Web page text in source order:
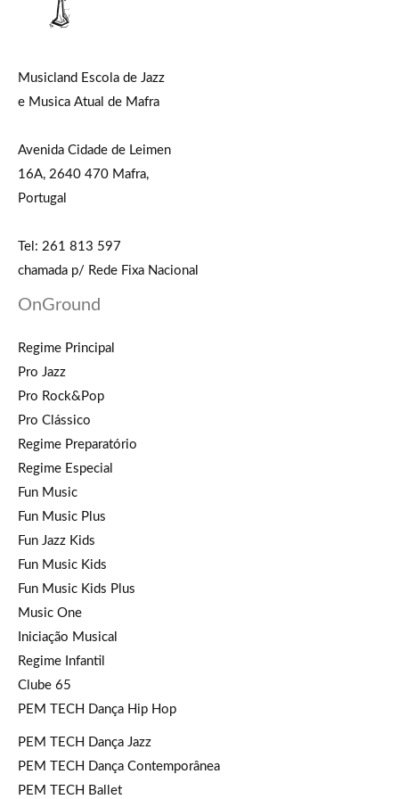
Musicland Escola de Jazz
e Musica Atual de Mafra
Avenida Cidade de Leimen
16A, 2640 470 Mafra,
Portugal
Tel: 261 813 597
chamada p/ Rede Fixa Nacional
OnGround
Regime Principal
Pro Jazz
Pro Rock&Pop
Pro Clássico
Regime Preparatório
Regime Especial
Fun Music
Fun Music Plus
Fun Jazz Kids
Fun Music Kids
Fun Music Kids Plus
Music One
Iniciação Musical
Regime Infantil
Clube 65
PEM TECH Dança Hip Hop
PEM TECH Dança Jazz
PEM TECH Dança Contemporânea
PEM TECH Ballet